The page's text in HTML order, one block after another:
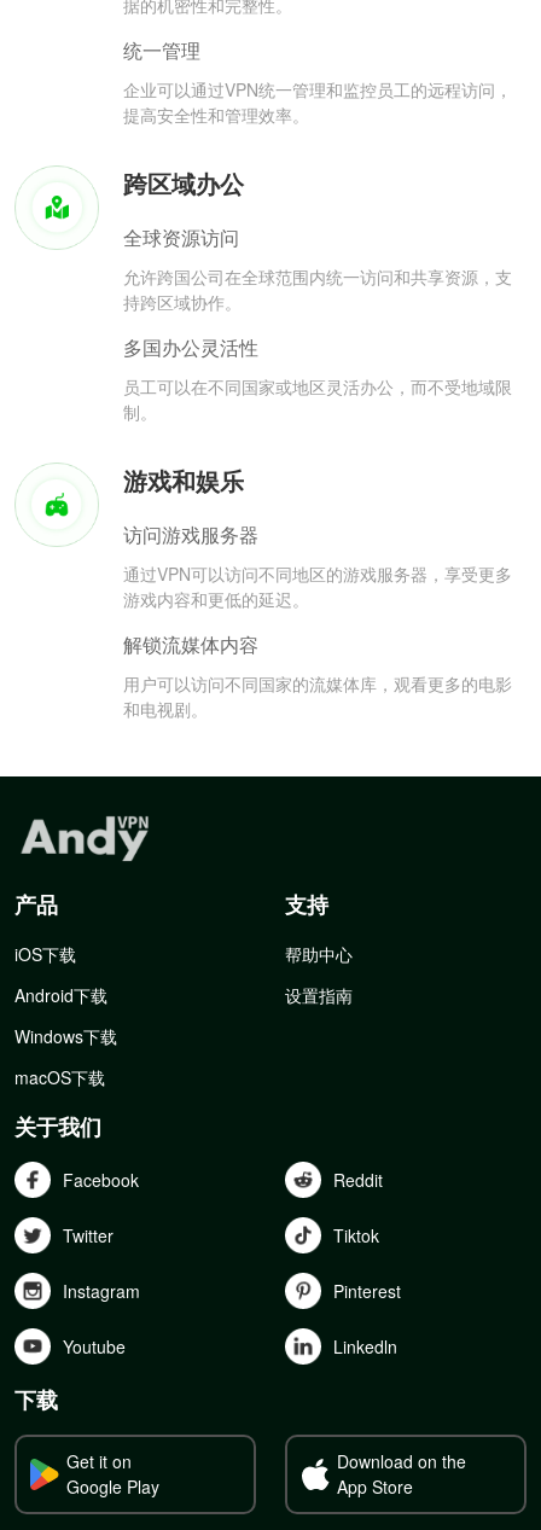
据的机密性和完整性。
统一管理
企业可以通过VPN统一管理和监控员工的远程访问，
提高安全性和管理效率。
跨区域办公
全球资源访问
允许跨国公司在全球范围内统一访问和共享资源，支
持跨区域协作。
多国办公灵活性
员工可以在不同国家或地区灵活办公，而不受地域限
制。
游戏和娱乐
访问游戏服务器
通过VPN可以访问不同地区的游戏服务器，享受更多
游戏内容和更低的延迟。
解锁流媒体内容
用户可以访问不同国家的流媒体库，观看更多的电影
和电视剧。
产品
iOS下载
Android下载
Windows下载
macOS下载
支持
帮助中心
设置指南
关于我们
Facebook Reddit
Twitter Tiktok
Instagram Pinterest
Youtube Linkedln
下载
Get it on
Google Play
Download on the
App Store